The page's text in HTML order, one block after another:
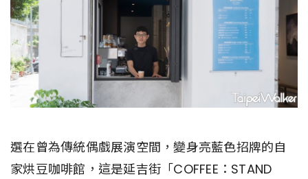
選在曾為傳統偶戲展演空間，變身亮藍色招牌的自
家烘豆咖啡館，這是延吉街「COFFEE：STAND